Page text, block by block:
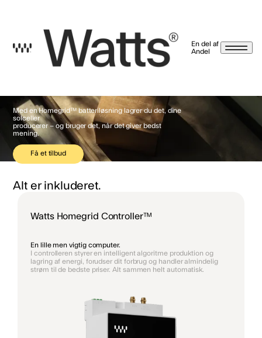
En del af
Andel
Med en Homegrid™ batteriløsning lagrer du det, dine
solceller
producerer – og bruger det, når det giver bedst
mening.
Få et tilbud
Alt er inkluderet.
Watts Homegrid Controller™
En lille men vigtig computer.
I controlleren styrer en intelligent algoritme produktion og
lagring af energi, forudser dit forbrug og handler almindelig
strøm til de bedste priser. Alt sammen helt automatisk.
Ved at trykke tilmeld, giver jeg samtykke til, at Watts A/S må kontakte mig på email,
sms/mms, push-beskeder og meddelelser i vores app, brev, notifikationer og
beskeder på Facebook, Instagram og LinkedIn. Markedsføringen kan indeholde
nyheder og tilbud på energirådgivning, serviceaftaler, varmepumper, energi-
styringsprodukter, energilagerringssystemer og solceller. Hvis det alligevel ikke er
noget for dig, kan du altid afmelde dig igen via afmeldingslinket i vores mails eller ved
at kontakte os. Læs mere på
Vi sælger eller giver
selvfølgelig ikke dine oplysninger til andre.